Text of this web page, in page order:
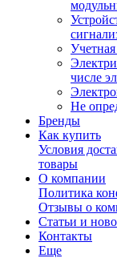
числе
Не
Бренды
Как купить
Условия
товары
О компании
Политика
Отзывы о
Статьи и
Контакты
Еще